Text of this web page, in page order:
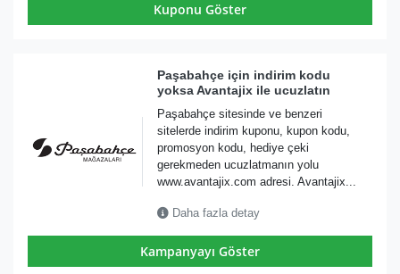
Kuponu Göster
Paşabahçe için indirim kodu
yoksa Avantajix ile ucuzlatın
Paşabahçe sitesinde ve benzeri
sitelerde indirim kuponu, kupon kodu,
promosyon kodu, hediye çeki
gerekmeden ucuzlatmanın yolu
www.avantajix.com adresi. Avantajix...
Daha fazla detay
Kampanyayı Göster